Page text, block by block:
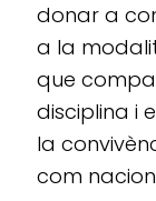
donar a
a la
que
disciplina i
la
com